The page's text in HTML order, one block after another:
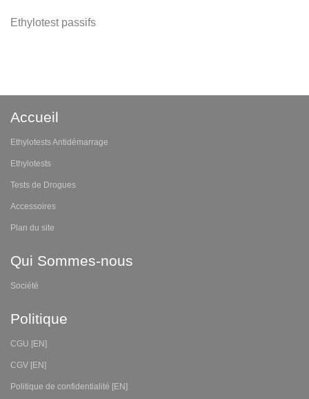
Ethylotest passifs
Accueil
Ethylotests Antidémarrage
Ethylotests
Tests de Drogues
Accessoires
Plan du site
Qui Sommes-nous
Société
Politique
CGU [EN]
CGV [EN]
Politique de confidentialité [EN]